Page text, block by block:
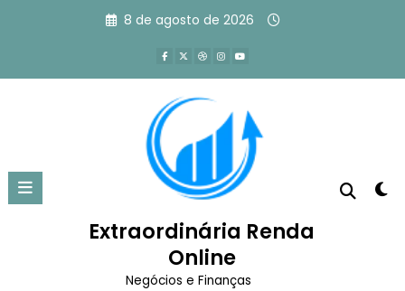
8 de agosto de 2026
Extraordinária Renda
Online
Negócios e Finanças
Tag: sites para ganhar dinheiro